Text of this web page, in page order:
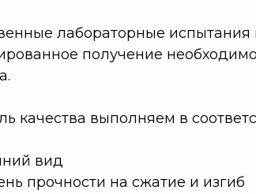
лабораторные
получение
качества выполняем в
вид
прочности на сжатие и изгиб